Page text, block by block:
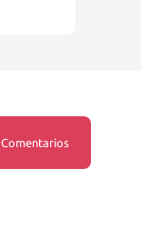
Comentarios